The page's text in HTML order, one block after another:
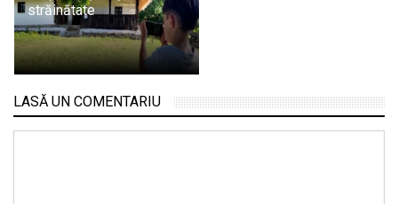
străinătate
LASĂ UN COMENTARIU